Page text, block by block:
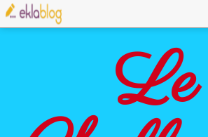
Le